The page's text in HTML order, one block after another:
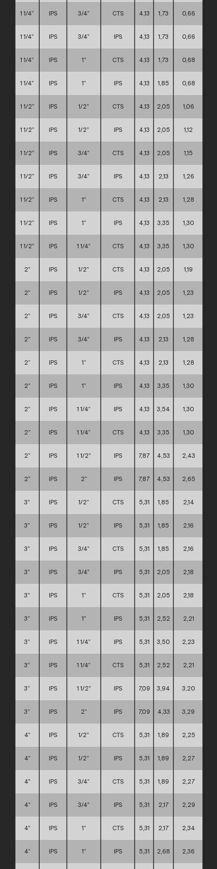
1 1/4” IPS 3/4” CTS 4,13 1,73 0,66
1 1/4” IPS 3/4” IPS 4,13 1,73 0,66
1 1/4” IPS 1” CTS 4,13 1,73 0,68
1 1/4” IPS 1” IPS 4,13 1,85 0,68
1 1/2” IPS 1/2” CTS 4,13 2,05 1,06
1 1/2” IPS 1/2” IPS 4,13 2,05 1,12
1 1/2” IPS 3/4” CTS 4,13 2,05 1,15
1 1/2” IPS 3/4” IPS 4,13 2,13 1,26
1 1/2” IPS 1” CTS 4,13 2,13 1,28
1 1/2” IPS 1” IPS 4,13 3,35 1,30
1 1/2” IPS 1 1/4” CTS 4,13 3,35 1,30
2” IPS 1/2” CTS 4,13 2,05 1,19
2” IPS 1/2” IPS 4,13 2,05 1,23
2” IPS 3/4” CTS 4,13 2,05 1,23
2” IPS 3/4” IPS 4,13 2,13 1,28
2” IPS 1” CTS 4,13 2,13 1,28
2” IPS 1” IPS 4,13 3,35 1,30
2” IPS 1 1/4” IPS 4,13 3,54 1,30
2” IPS 1 1/4” CTS 4,13 3,35 1,30
2” IPS 1 1/2” IPS 7,87 4,53 2,43
2” IPS 2” IPS 7,87 4,53 2,65
3” IPS 1/2” CTS 5,31 1,85 2,14
3” IPS 1/2” IPS 5,31 1,85 2,16
3” IPS 3/4” CTS 5,31 1,85 2,16
3” IPS 3/4” IPS 5,31 2,05 2,18
3” IPS 1” CTS 5,31 2,05 2,18
3” IPS 1” IPS 5,31 2,52 2,21
3” IPS 1 1/4” IPS 5,31 3,50 2,23
3” IPS 1 1/4” CTS 5,31 2,52 2,21
3” IPS 1 1/2” IPS 7,09 3,94 3,20
3” IPS 2” IPS 7,09 4,33 3,29
4” IPS 1/2” CTS 5,31 1,89 2,25
4” IPS 1/2” IPS 5,31 1,89 2,27
4” IPS 3/4” CTS 5,31 1,89 2,27
4” IPS 3/4” IPS 5,31 2,17 2,29
4” IPS 1” CTS 5,31 2,17 2,34
4” IPS 1” IPS 5,31 2,68 2,36